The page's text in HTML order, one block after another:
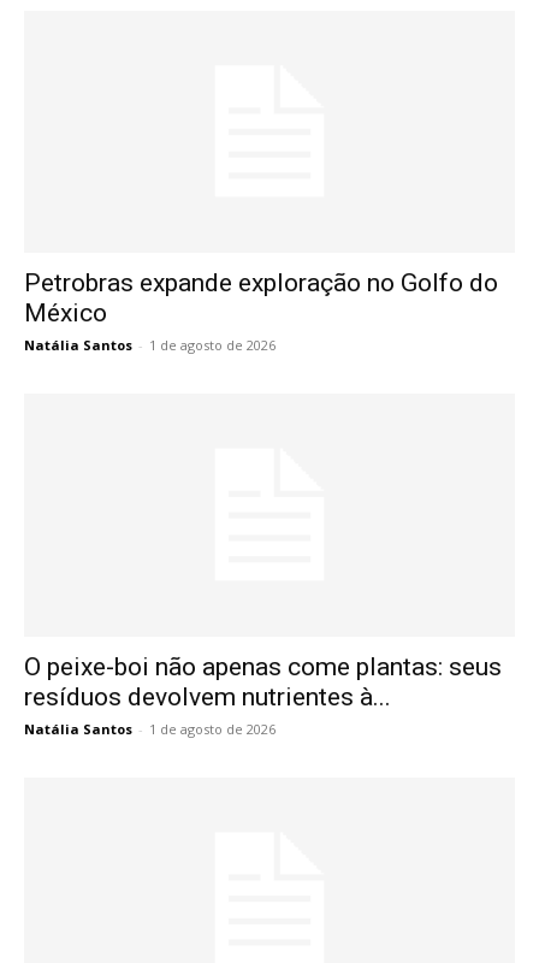
Petrobras expande exploração no Golfo do
México
Natália Santos - 1 de agosto de 2026
O peixe-boi não apenas come plantas: seus
resíduos devolvem nutrientes à...
Natália Santos - 1 de agosto de 2026